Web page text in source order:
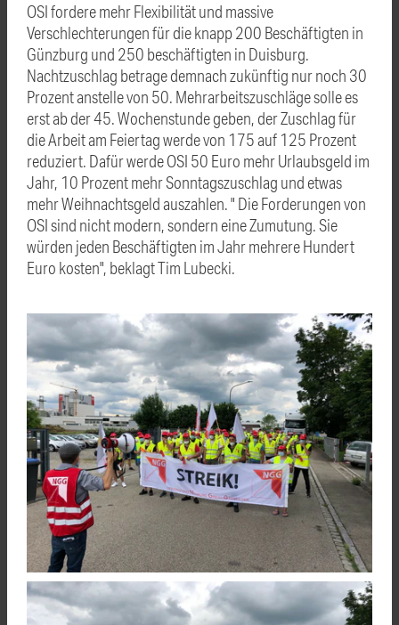
OSI fordere mehr Flexibilität und massive
Verschlechterungen für die knapp 200 Beschäftigten in
Günzburg und 250 beschäftigten in Duisburg.
Nachtzuschlag betrage demnach zukünftig nur noch 30
Prozent anstelle von 50. Mehrarbeitszuschläge solle es
erst ab der 45. Wochenstunde geben, der Zuschlag für
die Arbeit am Feiertag werde von 175 auf 125 Prozent
reduziert. Dafür werde OSI 50 Euro mehr Urlaubsgeld im
Jahr, 10 Prozent mehr Sonntagszuschlag und etwas
mehr Weihnachtsgeld auszahlen. " Die Forderungen von
OSI sind nicht modern, sondern eine Zumutung. Sie
würden jeden Beschäftigten im Jahr mehrere Hundert
Euro kosten", beklagt Tim Lubecki.